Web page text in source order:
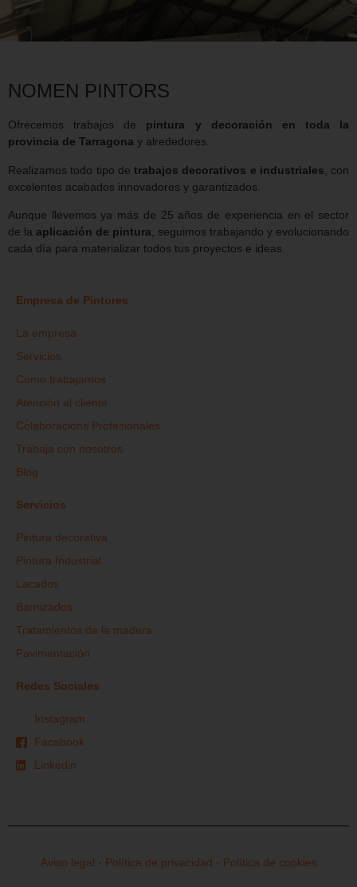
NOMEN PINTORS
Ofrecemos trabajos de pintura y decoración en toda la
provincia de Tarragona y alrededores.
Realizamos todo tipo de trabajos decorativos e industriales , con
excelentes acabados innovadores y garantizados.
Aunque llevemos ya más de 25 años de experiencia en el sector
de la aplicación de pintura , seguimos trabajando y evolucionando
cada día para materializar todos tus proyectos e ideas.
Empresa de Pintores
La empresa
Servicios
Como trabajamos
Atención al cliente
Colaboracions Profesionales
Trabaja con nosotros
Blog
Servicios
Pintura decorativa
Pintura Industrial
Lacados
Barnizados
Tratamientos de la madera
Pavimentación
Redes Sociales
Instagram
Facebook
Linkedin
Aviso legal · Política de privacidad · Política de cookies